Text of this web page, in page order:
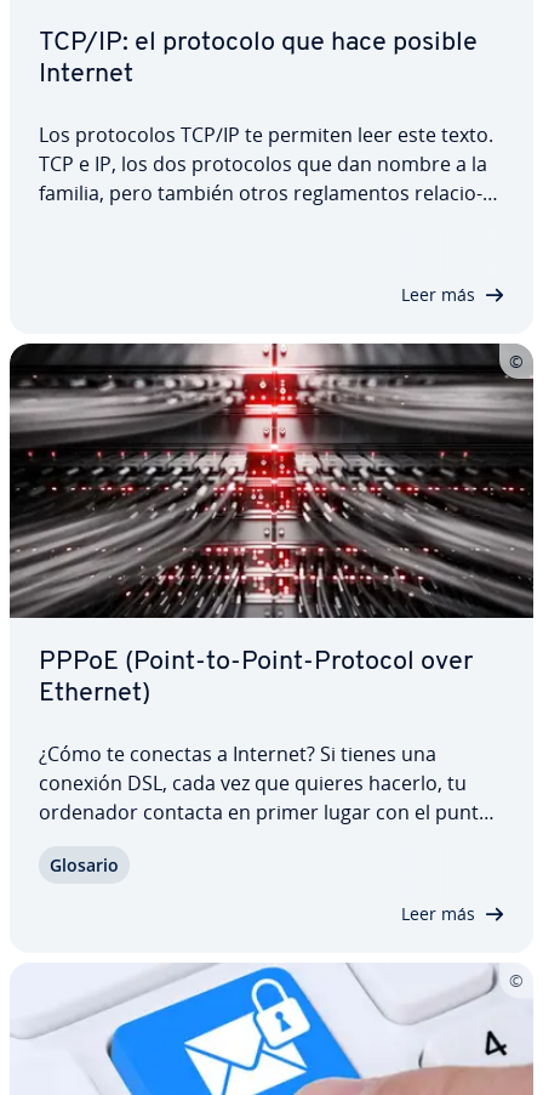
TCP/IP: el protocolo que hace posible
Internet
Los pro­to­co­los TCP/IP te permiten leer este texto.
TCP e IP, los dos pro­to­co­los que dan nombre a la
familia, pero también otros re­gla­me­n­tos re­la­cio­
Leer más
PPPoE (Point-to-Point-Protocol over
Ethernet)
¿Cómo te conectas a Internet? Si tienes una
conexión DSL, cada vez que quieres hacerlo, tu
ordenador contacta en primer lugar con el punto
ese punto se co­m­prue­ban tus derechos de acceso
Glosario
Leer más